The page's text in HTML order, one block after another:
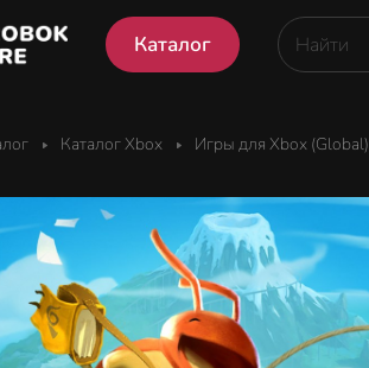
Каталог
Каталог Xbox Игры для Xbox (Global)